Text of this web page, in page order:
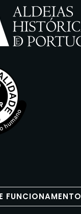
FUNCIONAMENTO